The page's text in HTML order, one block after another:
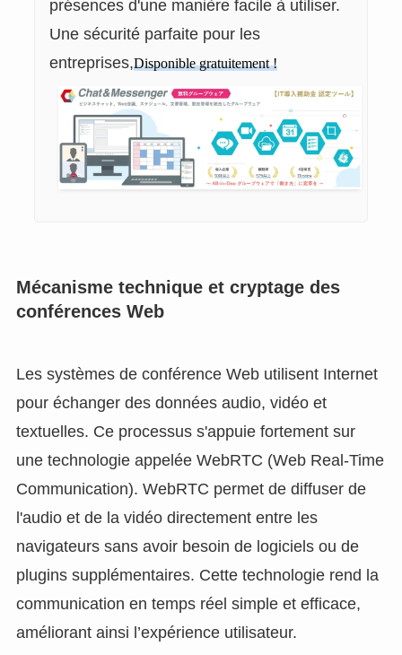
présences d'une manière facile à utiliser.
Une sécurité parfaite pour les
entreprises,Disponible gratuitement !
Mécanisme technique et cryptage des
conférences Web
Les systèmes de conférence Web utilisent Internet
pour échanger des données audio, vidéo et
textuelles. Ce processus s'appuie fortement sur
une technologie appelée WebRTC (Web Real-Time
Communication). WebRTC permet de diffuser de
l'audio et de la vidéo directement entre les
navigateurs sans avoir besoin de logiciels ou de
plugins supplémentaires. Cette technologie rend la
communication en temps réel simple et efficace,
améliorant ainsi l’expérience utilisateur.